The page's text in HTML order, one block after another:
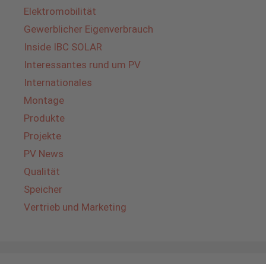
Elektromobilität
Gewerblicher Eigenverbrauch
Inside IBC SOLAR
Interessantes rund um PV
Internationales
Montage
Produkte
Projekte
PV News
Qualität
Speicher
Vertrieb und Marketing